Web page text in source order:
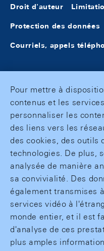
Droit d'auteur
Protection des données
Courriels, appels
Pour mettre à
contenus et les
personnaliser les
des liens vers les
des cookies, des outils
technologies. De plus,
analysée de manière
sa convivialité. Des
également transmises
services vidéo à
monde entier, et il est
d'analyse de ces
plus amples